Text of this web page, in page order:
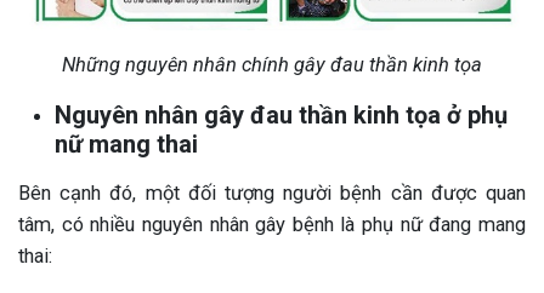
Những nguyên nhân chính gây đau thần kinh tọa
Nguyên nhân gây đau thần kinh tọa ở phụ
nữ mang thai
Bên cạnh đó, một đối tượng người bệnh cần được quan
tâm, có nhiều nguyên nhân gây bệnh là phụ nữ đang mang
thai: